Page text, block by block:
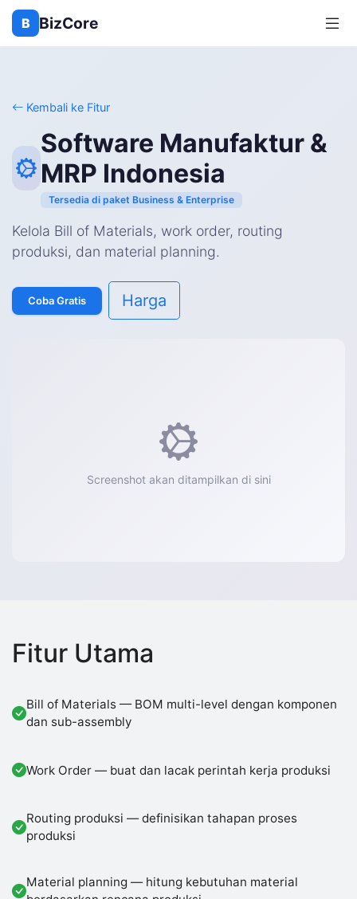
B BizCore
Kembali ke Fitur
Software Manufaktur &
MRP Indonesia
Tersedia di paket Business & Enterprise
Kelola Bill of Materials, work order, routing
produksi, dan material planning.
Coba Gratis Harga
Screenshot akan ditampilkan di sini
Fitur Utama
Bill of Materials — BOM multi-level dengan komponen
dan sub-assembly
Work Order — buat dan lacak perintah kerja produksi
Routing produksi — definisikan tahapan proses
produksi
Material planning — hitung kebutuhan material